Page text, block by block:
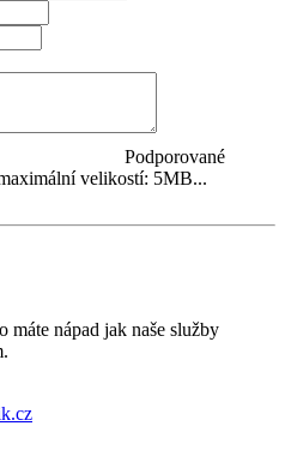
Podporované
velikostí: 5MB...
máte nápad jak naše služby